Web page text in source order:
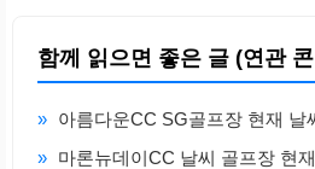
함께 읽으면 좋은 글 (연관
» 아름다운CC SG골프장 현재 날
» 마론뉴데이CC 날씨 골프장 현